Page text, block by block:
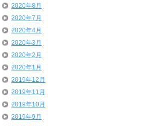
2020年8月
2020年7月
2020年4月
2020年3月
2020年2月
2020年1月
2019年12月
2019年11月
2019年10月
2019年9月